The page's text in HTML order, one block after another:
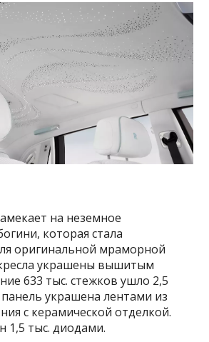
на неземное
которая стала
оригинальной мраморной
украшены вышитым
633 тыс. стежков ушло 2,5
украшена лентами из
с керамической отделкой.
1,5 тыс. диодами.